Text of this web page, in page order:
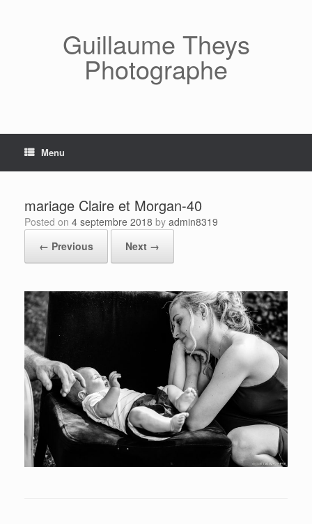
Guillaume Theys
Photographe
Menu
mariage Claire et Morgan-40
Posted on 4 septembre 2018 by admin8319
← Previous
Next →